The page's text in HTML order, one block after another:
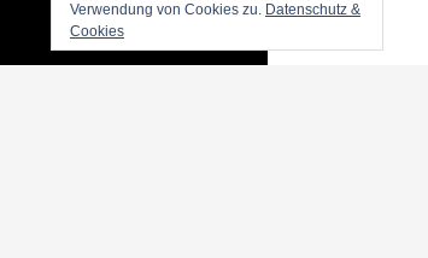
Verwendung von Cookies zu. Datenschutz &
Cookies